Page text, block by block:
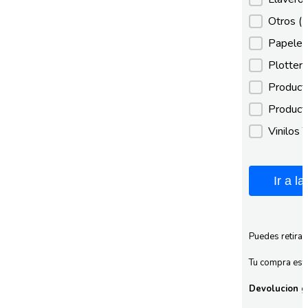
Otros
Vinilos
Ir a la
Puedes
Tu compra
Devolucion